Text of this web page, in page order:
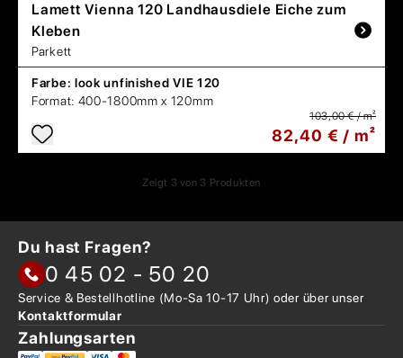
Lamett Vienna 120 Landhausdiele Eiche zum
Kleben
Parkett
Farbe: look unfinished VIE 120
Format: 400-1800mm x 120mm
103,00 € / m²
82,40 € / m²
Zeigt 3 von 3 Produkten
Du hast Fragen?
0 45 02 - 50 20
Service & Bestellhotline (Mo-Sa 10-17 Uhr) oder überunser
Kontaktformular
Zahlungsarten